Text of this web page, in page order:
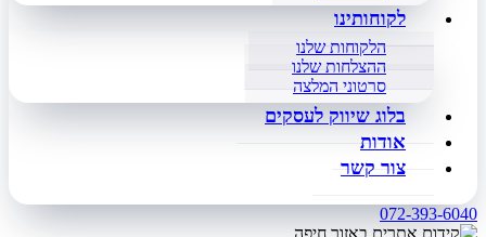
לקוחותינו
הלקוחות שלנו
ההצלחות שלנו
סרטוני המלצה
בלוג שיווק לעסקים
אודות
צור קשר
072-393-6040